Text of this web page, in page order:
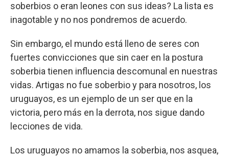
soberbios o eran leones con sus ideas? La lista es
inagotable y no nos pondremos de acuerdo.
Sin embargo, el mundo está lleno de seres con
fuertes convicciones que sin caer en la postura
soberbia tienen influencia descomunal en nuestras
vidas. Artigas no fue soberbio y para nosotros, los
uruguayos, es un ejemplo de un ser que en la
victoria, pero más en la derrota, nos sigue dando
lecciones de vida.
Los uruguayos no amamos la soberbia, nos asquea,